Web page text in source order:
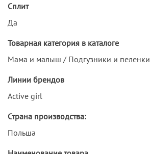
Сплит
Да
Товарная категория в каталоге
Мама и малыш / Подгузники и
Линии брендов
Active girl
Страна производства:
Польша